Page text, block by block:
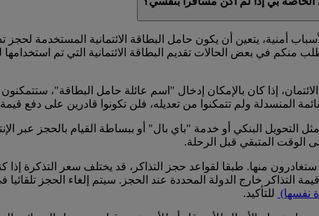
أمنية، يتعين أن يكون حامل البطاقة الائتمانية المستخدمة
منكم في بعض الحالات تقديم البطاقة الائتمانية التي تم
إذا كان بالإمكان إدخال "اسم عائلة حامل البطاقة"،
المنسدلة ولم تتمكنوا من تعديله، فلن تكونوا قادرين على دفع
التحويل البنكي أو خدمة "باي بال" أو ببساطة القيام بالحجز عبر
الوقت المتبقي قبل الرحلة.
منها. طبقا لقواعد حجز التذاكر، قد يختلف سعر التذكرة إذا
خارج الدولة المحددة عند الحجز. سيتم إلغاء الحجز تلقائيا
نفسها) للتأكيد.